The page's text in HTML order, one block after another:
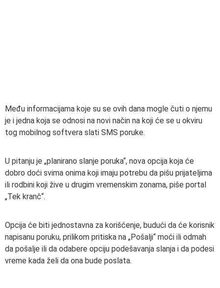
Među informacijama koje su se ovih dana mogle čuti o njemu
je i jedna koja se odnosi na novi način na koji će se u okviru
tog mobilnog softvera slati SMS poruke.
U pitanju je „planirano slanje poruka“, nova opcija koja će
dobro doći svima onima koji imaju potrebu da pišu prijateljima
ili rodbini koji žive u drugim vremenskim zonama, piše portal
„Tek kranč“.
Opcija će biti jednostavna za korišćenje, budući da će korisnik
napisanu poruku, prilikom pritiska na „Pošalji“ moći ili odmah
da pošalje ili da odabere opciju podešavanja slanja i da podesi
vreme kada želi da ona bude poslata.